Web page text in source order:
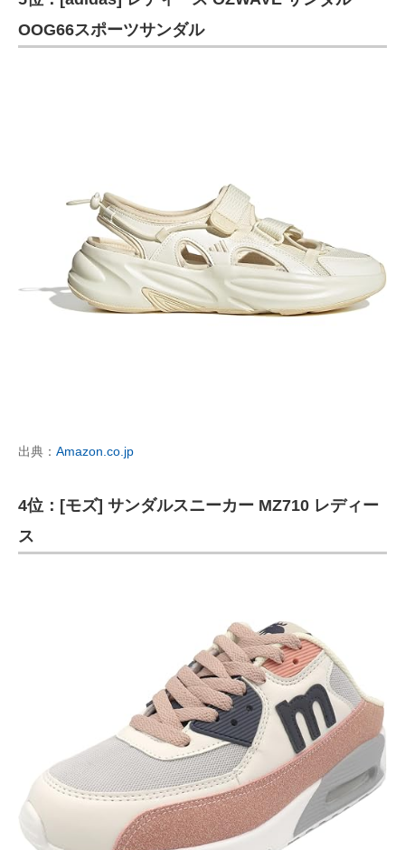
OOG66スポーツサンダル
出典： Amazon.co.jp
4位：[モズ] サンダルスニーカー MZ710 レディー
ス